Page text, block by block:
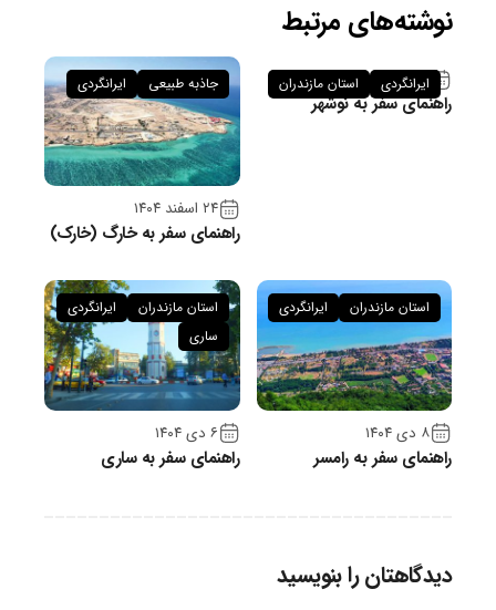
نوشته‌های مرتبط
۲۶ فروردین ۱۴۰۵
راهنمای سفر به نوشهر
ایرانگردی استان مازندران
۲۴ اسفند ۱۴۰۴
راهنمای سفر به خارگ (خارک)
جاذبه طبیعی ایرانگردی
۸ دی ۱۴۰۴
راهنمای سفر به رامسر
استان مازندران ایرانگردی
۶ دی ۱۴۰۴
راهنمای سفر به ساری
استان مازندران
ایرانگردی
ساری
دیدگاهتان را بنویسید